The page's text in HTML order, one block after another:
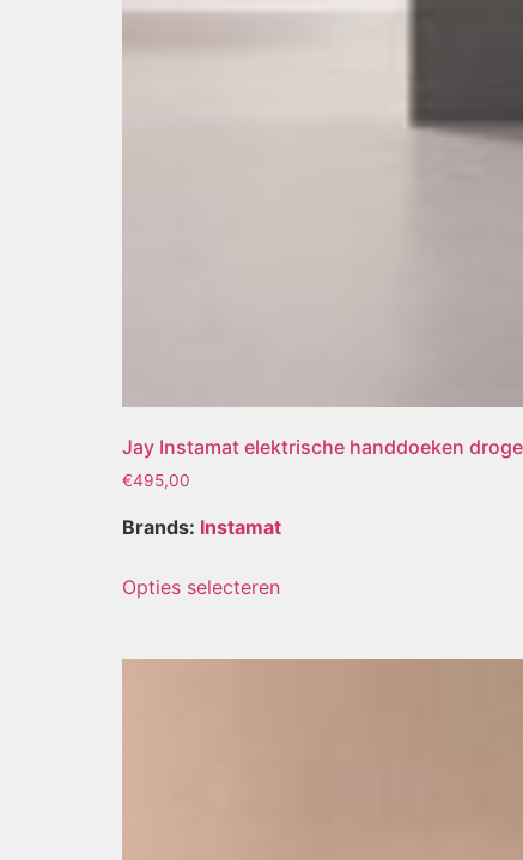
Jay Instamat elektrische handdoeken
€495,00
Brands: Instamat
Opties selecteren